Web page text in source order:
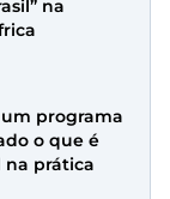
na
programa
o que é
na prática